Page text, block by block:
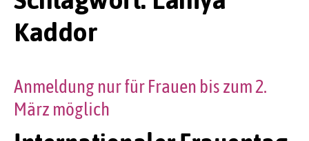
Kaddor
Anmeldung nur für Frauen bis zum 2.
März möglich